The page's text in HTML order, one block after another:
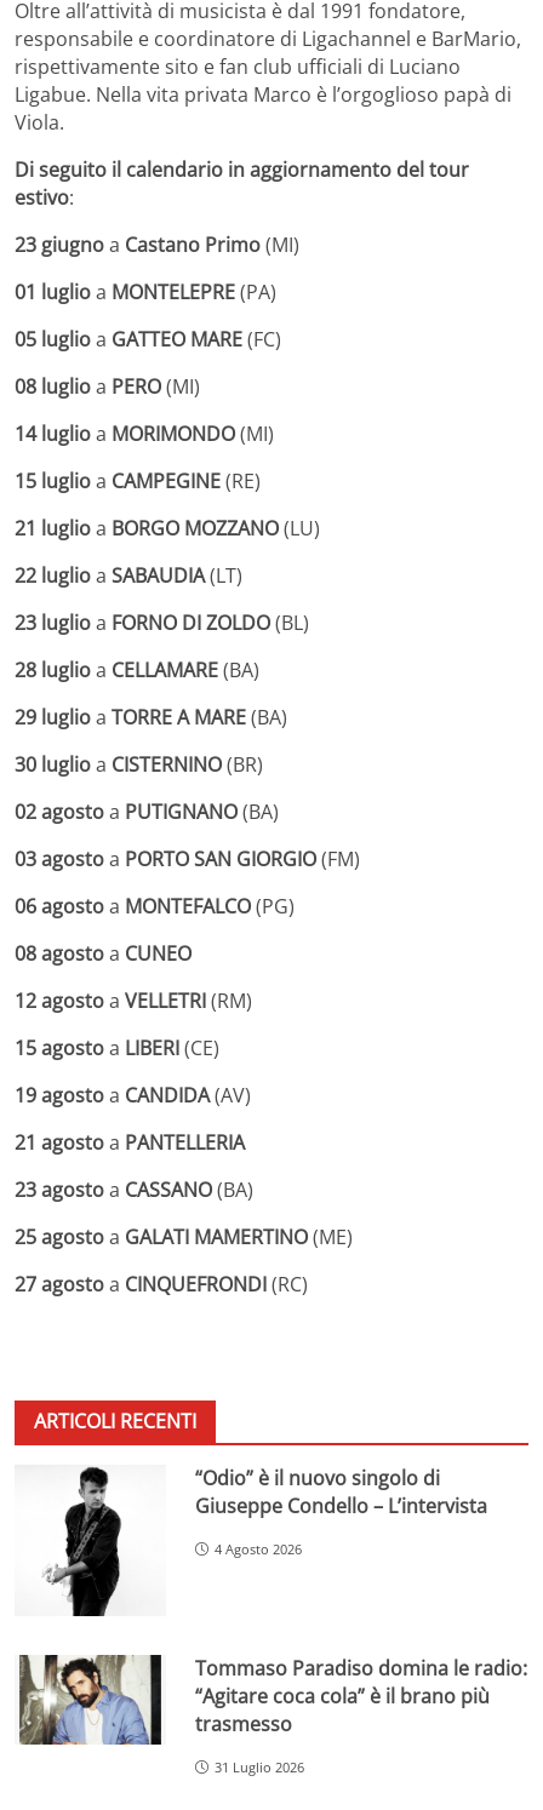
Oltre all’attività di musicista è dal 1991 fondatore,
responsabile e coordinatore di Ligachannel e BarMario,
rispettivamente sito e fan club ufficiali di Luciano
Ligabue. Nella vita privata Marco è l’orgoglioso papà di
Viola.
Di seguito il calendario in aggiornamento del tour
estivo:
23 giugnoa Castano Primo(MI)
01 luglioa MONTELEPRE(PA)
05 luglioa GATTEO MARE(FC)
08 luglioa PERO(MI)
14 luglioa MORIMONDO(MI)
15 luglioa CAMPEGINE(RE)
21 luglioa BORGO MOZZANO(LU)
22 luglioa SABAUDIA(LT)
23 luglioa FORNO DI ZOLDO(BL)
28 luglioa CELLAMARE(BA)
29 luglioa TORRE A MARE(BA)
30 luglioa CISTERNINO(BR)
02 agostoa PUTIGNANO(BA)
03 agostoa PORTO SAN GIORGIO(FM)
06 agostoa MONTEFALCO(PG)
08 agostoa CUNEO
12 agostoa VELLETRI(RM)
15 agostoa LIBERI(CE)
19 agostoa CANDIDA(AV)
21 agostoa PANTELLERIA
23 agostoa CASSANO(BA)
25 agostoa GALATI MAMERTINO(ME)
27 agostoa CINQUEFRONDI(RC)
ARTICOLI RECENTI
“Odio” è il nuovo singolo di
Giuseppe Condello – L’intervista
4 Agosto 2026
Tommaso Paradiso domina le radio:
“Agitare coca cola” è il brano più
trasmesso
31 Luglio 2026